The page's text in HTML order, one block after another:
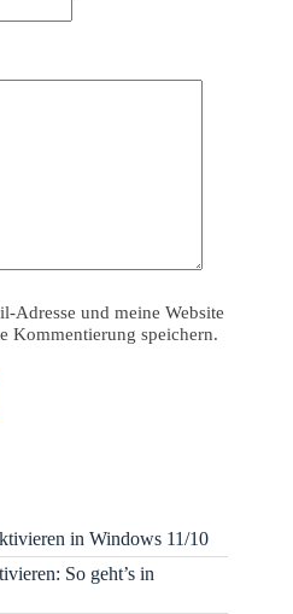
Adresse und meine Website
Kommentierung speichern.
in Windows 11/10
So geht’s in